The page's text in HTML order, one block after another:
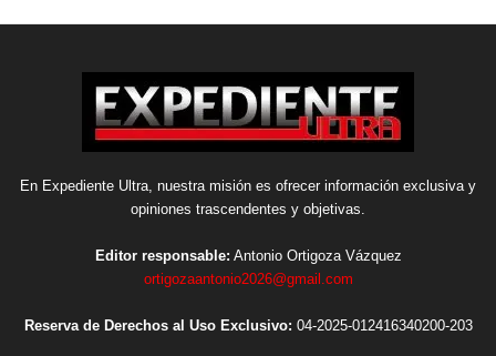
En Expediente Ultra, nuestra misión es ofrecer información exclusiva y
opiniones trascendentes y objetivas.
Editor responsable: Antonio Ortigoza Vázquez
ortigozaantonio2026@gmail.com
Reserva de Derechos al Uso Exclusivo: 04-2025-012416340200-203